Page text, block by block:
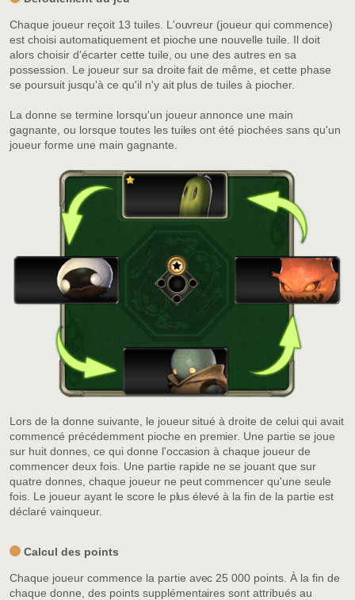
Chaque joueur reçoit 13 tuiles. L'ouvreur (joueur qui commence)
est choisi automatiquement et pioche une nouvelle tuile. Il doit
alors choisir d'écarter cette tuile, ou une des autres en sa
possession. Le joueur sur sa droite fait de même, et cette phase
se poursuit jusqu'à ce qu'il n'y ait plus de tuiles à piocher.
La donne se termine lorsqu'un joueur annonce une main
gagnante, ou lorsque toutes les tuiles ont été piochées sans qu'un
joueur forme une main gagnante.
Lors de la donne suivante, le joueur situé à droite de celui qui avait
commencé précédemment pioche en premier. Une partie se joue
sur huit donnes, ce qui donne l'occasion à chaque joueur de
commencer deux fois. Une partie rapide ne se jouant que sur
quatre donnes, chaque joueur ne peut commencer qu'une seule
fois. Le joueur ayant le score le plus élevé à la fin de la partie est
déclaré vainqueur.
Calcul des points
Chaque joueur commence la partie avec 25 000 points. À la fin de
chaque donne, des points supplémentaires sont attribués au